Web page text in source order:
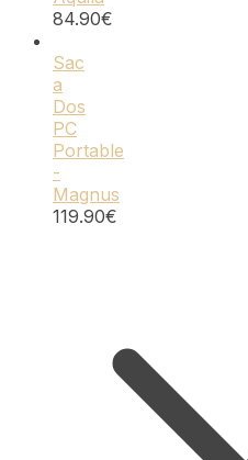
84.90€
Sac
a
Dos
PC
Portable
-
Magnus
119.90€